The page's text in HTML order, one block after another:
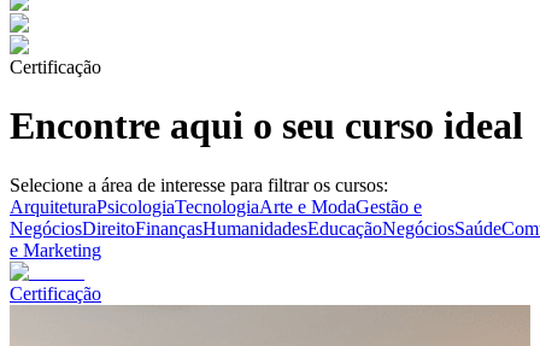
Certificação
Encontre aqui o seu curso ideal
Selecione a área de interesse para filtrar os cursos:
ArquiteturaPsicologiaTecnologiaArte e ModaGestão e
NegóciosDireitoFinançasHumanidadesEducaçãoNegóciosSaúde
e Marketing
Certificação